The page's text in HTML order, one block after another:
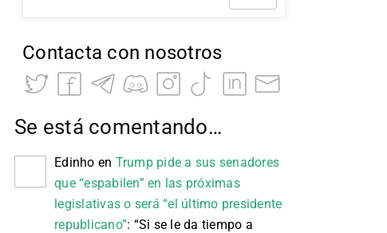
Contacta con nosotros
Se está comentando…
Edinho en Trump pide a sus senadores
que “espabilen” en las próximas
legislativas o será “el último presidente
republicano”: “Si se le da tiempo a